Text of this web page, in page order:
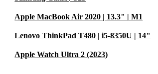
Apple MacBook Air 2020 | 13.3" | M1
Lenovo ThinkPad T480 | i5-8350U | 14"
Apple Watch Ultra 2 (2023)